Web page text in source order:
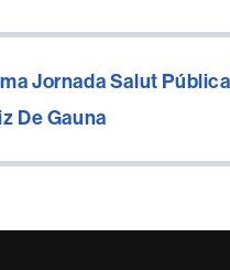
Jornada Salut
De Gauna